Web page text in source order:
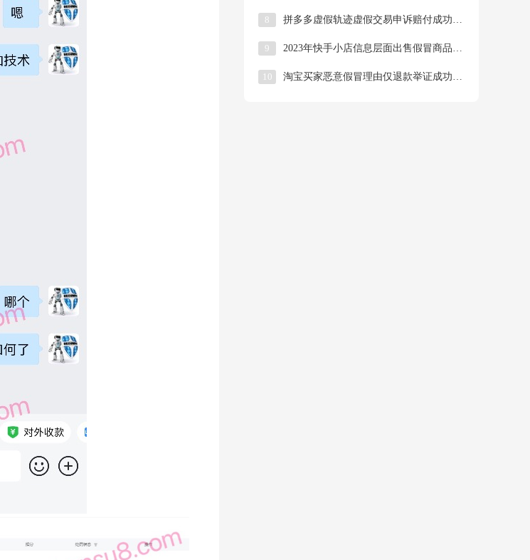
8 拼多多虚假轨迹虚假交易申诉赔付成功截图
9 2023年快手小店信息层面出售假冒商品阿迪达斯申诉成功截图
10 淘宝买家恶意假冒理由仅退款举证成功截图（包成功）